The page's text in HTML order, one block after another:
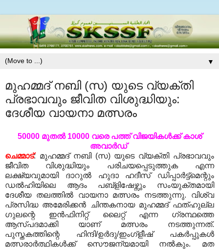
▼
മുഹമ്മദ് നബി (സ) യുടെ വ്യക്തി
പ്രഭാവവും ജീവിത വിശുദ്ധിയും:
ദേശീയ വായനാ മത്സരം
50000 മുതല്‍ 10000 വരെ പത്ത് വിജയികള്‍ക്ക് കാശ്
അവാര്‍ഡ്
ചെമ്മാട്: മുഹമ്മദ് നബി (സ) യുടെ വ്യക്തി പ്രഭാവവും
ജീവിത വിശുദ്ധിയും പരിചയപ്പെടുത്തുക എന്ന
ലക്ഷ്യവുമായി ദാറുല്‍ ഹുദാ ഹദീസ് ഡിപ്പാര്‍ട്ട്മെന്റും
ഡല്‍ഹിയിലെ ആദം പബ്ളിഷേഴ്സും സംയുക്തമായി
ദേശീയ തലത്തില്‍ വായനാ മത്സരം നടത്തുന്നു. വിശ്വ
പ്രസിദ്ധ അമേരിക്കന്‍ ചിന്തകനായ മുഹമ്മദ് ഫത്ഹുല്ല
ഗുലന്റെ ഇന്‍ഫിനിറ്റ് ലൈറ്റ് എന്ന ഗ്രന്ഥത്തെ
ആസ്പദമാക്കി യാണ് മത്സരം നടത്തുന്നത്.
പുസ്തകത്തിന്റെ ഹിന്ദി/ഉര്‍ദു/ഇംഗ്ളീഷ് പകര്‍പ്പുകള്‍
മത്സരാര്‍ത്ഥികള്‍ക്ക് സൌജന്യമായി നല്‍കും. മത